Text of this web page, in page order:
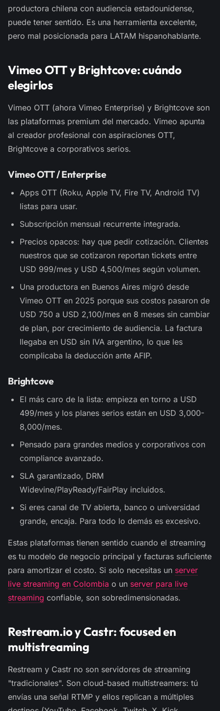
productora chilena con audiencia estadounidense,
puede tener sentido. Es una herramienta excelente,
pero mal posicionada para LATAM hispanohablante.
Vimeo OTT y Brightcove: cuándo
elegirlos
Vimeo OTT (ahora Vimeo Enterprise) y Brightcove son
las plataformas premium del mercado. Vimeo apunta
al creador profesional con aspiraciones OTT,
Brightcove a corporativos serios.
Vimeo OTT / Enterprise
Apps OTT (Roku, Apple TV, Fire TV, Android TV)
listas para usar.
Subscripción mensual recurrente integrada.
Precios opacos: hay que pedir cotización. Clientes
nuestros que se cotizaron reportan tickets entre
USD 999/mes y USD 4,500/mes según volumen.
Una productora en Buenos Aires migró desde
Vimeo OTT en 2025 porque sus costos pasaron de
USD 750 a USD 2,100/mes en 8 meses sin cambiar
de plan, por crecimiento de audiencia. La factura
llegaba en USD sin IVA argentino, lo que les
complicaba la deducción ante AFIP.
Brightcove
El más caro de la lista: empieza en torno a USD
499/mes y los planes serios están en USD 3,000-
8,000/mes.
Pensado para grandes medios y corporativos con
compliance avanzado.
SLA garantizado, DRM
Widevine/PlayReady/FairPlay incluidos.
Si eres canal de TV abierta, banco o universidad
grande, encaja. Para todo lo demás es excesivo.
Estas plataformas tienen sentido cuando el streaming
es tu modelo de negocio principal y facturas suficiente
para amortizar el costo. Si solo necesitas un server
live streaming en Colombia o un server para live
streaming confiable, son sobredimensionadas.
Restream.io y Castr: focused en
multistreaming
Restream y Castr no son servidores de streaming
"tradicionales". Son cloud-based multistreamers: tú
envías una señal RTMP y ellos replican a múltiples